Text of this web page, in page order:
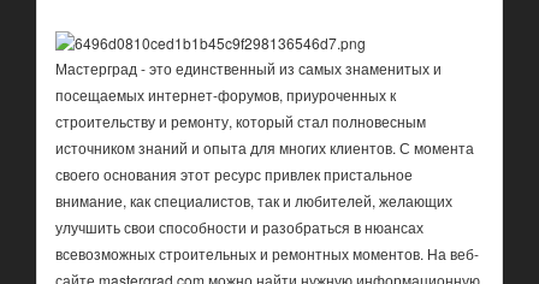
Мастерград - это единственный из самых знаменитых и
посещаемых интернет-форумов, приуроченных к
строительству и ремонту, который стал полновесным
источником знаний и опыта для многих клиентов. С момента
своего основания этот ресурс привлек пристальное
внимание, как специалистов, так и любителей, желающих
улучшить свои способности и разобраться в нюансах
всевозможных строительных и ремонтных моментов. На веб-
сайте mastergrad.com можно найти нужную информационную